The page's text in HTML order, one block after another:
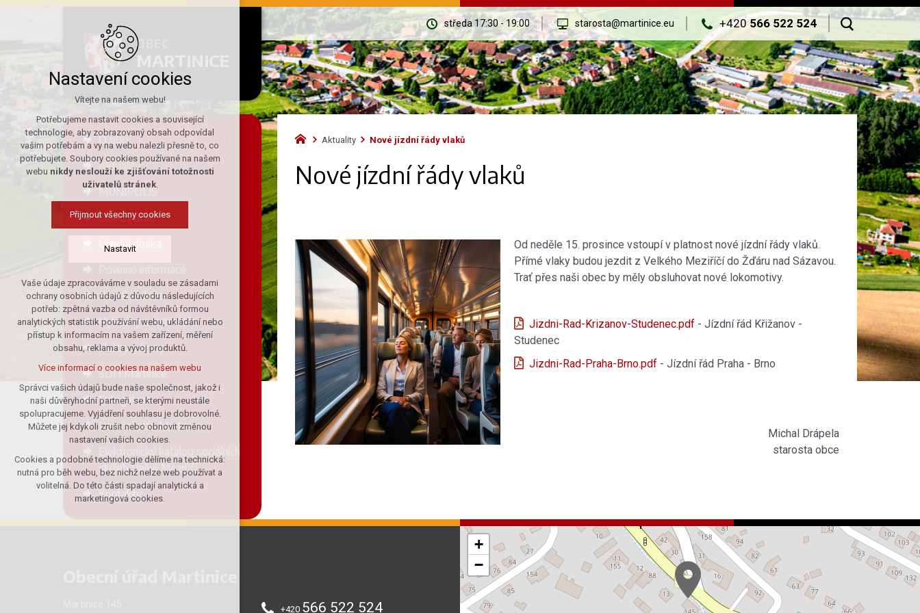
OBEC
středa 17:30 - 19:00 starosta@martinice.eu +420566 522 524
Aktuality Nové jízdní řády vlaků
Nové jízdní řády vlaků
Od neděle 15. prosince vstoupí v platnost nové jízdní řády vlaků.
Přímé vlaky budou jezdit z Velkého Meziříčí do Žďáru nad Sázavou.
Trať přes naši obec by měly obsluhovat nové lokomotivy.
Jizdni-Rad-Krizanov-Studenec.pdf - Jízdní řád Křižanov -
Studenec
Jizdni-Rad-Praha-Brno.pdf - Jízdní řád Praha - Brno
Michal Drápela
starosta obce
O obci
Aktuality
MUNIPOLIS
Obecní úřad
Úřední deska
Portál občana
Vyhlášky a formuláře
Služby a firmy
SDH Martinice
Fotogalerie
Územní plán Martinice
služeb Velké Meziříčí
Kontakty
+420 566 522 524
+
−
Nastavení cookies
Vítejte na našem webu!
Potřebujeme nastavit cookies a související
technologie, aby zobrazovaný obsah odpovídal
vašim potřebám a vy na webu nalezli přesně to, co
potřebujete. Soubory cookies používané na našem
webu nikdy neslouží ke zjišťování totožnosti
uživatelů stránek.
Přijmout všechny cookies
Nastavit
Technická cookies
nutná pro provozování webu
udržení kontextu stránek (session):
případná přihlášení, volby jazyka, apod.
Volitelná cookies
analytická pro anonymizované
vyhodnocení návštěvnosti
marketingová cookies (Google)
Více informací o cookies na našem webu
Přijmout všechny cookies
Odmítnout vše
Vaše údaje zpracováváme v souladu se zásadami
ochrany osobních údajů z důvodu následujících
potřeb: zpětná vazba od návštěvníků formou
analytických statistik používání webu, ukládání nebo
přístup k informacím na vašem zařízení, měření
obsahu, reklama a vývoj produktů.
Více informací o cookies na našem webu
Správci vašich údajů bude naše společnost, jakož i
naši důvěryhodní partneři, se kterými neustále
spolupracujeme. Vyjádření souhlasu je dobrovolné.
Můžete jej kdykoli zrušit nebo obnovit změnou
nastavení vašich cookies.
Cookies a podobné technologie dělíme na technická:
nutná pro běh webu, bez nichž nelze web používat a
volitelná. Do této části spadají analytická a
marketingová cookies.